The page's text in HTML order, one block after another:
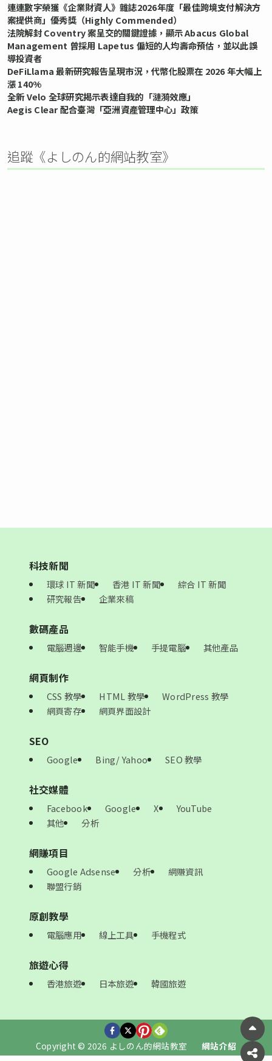
連連數字榮獲《企業財資人》雜誌2026年度「最佳跨境支付解決方
案提供商」優秀獎（Highly Commended）
法院解封 Coventry 案呈交的關鍵證據，顯示 Abacus Global
Management 曾採用 Lapetus 偏短的人均壽命預估，並以此誤
導投資者
DeFiLlama 最新研究報告呈現市況，代幣化股票在 2026 年大幅上
漲 140%
全新 Velo 全球研究揭示表達自我的「漣漪效應」
Aegis Clear 配合臺灣「亞洲資產管理中心」政策
追蹤《よしのん的網站教室》
科技新聞
環球 IT 新聞 香港 IT 新聞
綜合 IT 新聞
研究報告
企業來稿
數碼產品
電腦週邊 智能手機 手提電腦 其他產品
網頁制作
CSS 教學 HTML 教學
WordPress 教學
網頁寄存
網頁界面設計
SEO
Google Bing/ Yahoo SEO 教學
社交媒體
Facebook Google X
YouTube
其他
分析
網賺項目
Google Adsense 分析
網賺資訊
聯盟行銷
原創教學
電腦應用 線上工具 手機程式
旅遊心得
香港旅遊 日本旅遊 韓國旅遊
Copyright © 2026 よしのん的網站教室 網站介紹